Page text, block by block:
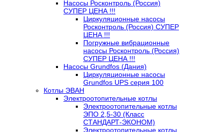
Насосы Росконтроль (Россия)
СУПЕР ЦЕНА !!!
Циркуляционные насосы
Росконтроль (Россия) СУПЕР
ЦЕНА !!!
Погружные вибрационные
насосы Росконтроль (Россия)
СУПЕР ЦЕНА !!!
Насосы Grundfos (Дания)
Циркуляционные насосы
Grundfos UPS серия 100
Котлы ЭВАН
Электроотопительные котлы
Электроотопительные котлы
ЭПО 2,5-30 (Класс
СТАНДАРТ-ЭКОНОМ)
Электроотопительные котлы